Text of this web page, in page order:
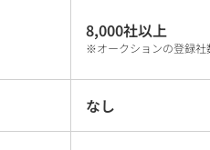
8,000社以上
※オークションの登録社
なし